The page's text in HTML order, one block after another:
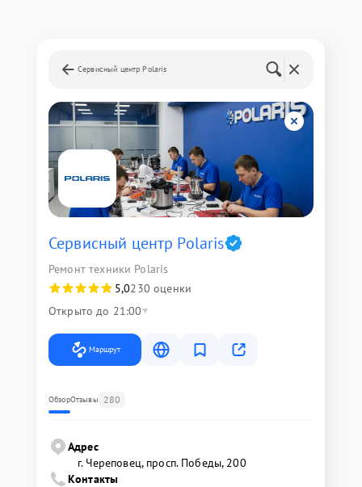
Сервисный центр Polaris
Сервисный центр Polaris
Ремонт техники Polaris
5,0230 оценки
Открыто до 21:00
Маршрут
ОбзорОтзывы 280
Адрес
г. Череповец, просп. Победы, 200
Контакты